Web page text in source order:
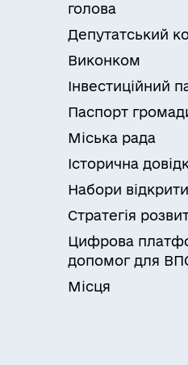
голова
Депутатський
Виконком
Інвестиційний
Паспорт
Міська рада
Історична
Набори
Стратегія
Цифрова
допомог для
Місця